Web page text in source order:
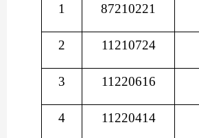
1 87210221
2 11210724
3 11220616
4 11220414